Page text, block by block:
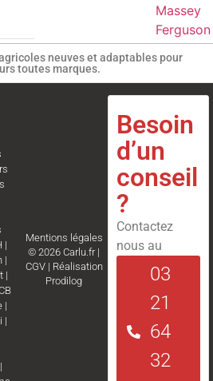
Massey
Ferguson
neuves et adaptables pour
toutes marques.
|
|
|
|
|
|
Mentions légales
© 2026 Carlu.fr |
CGV| Réalisation
Prodilog
Besoin
d’un
conseil
?
Contactez
nous au
03
21
64
32